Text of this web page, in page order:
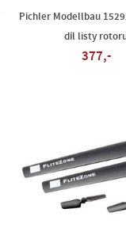
Pichler Modellbau
díl listy
377,-